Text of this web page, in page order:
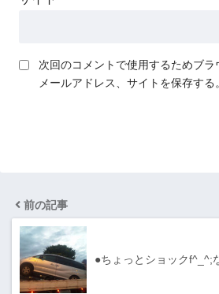
次回のコメントで使用するためブラ
メールアドレス、サイトを保存する。
前の記事
●ちょっとショックf^_^;